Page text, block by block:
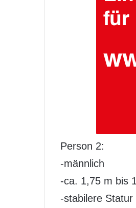
Person 2:
-männlich
-ca. 1,75 m bis
-stabilere